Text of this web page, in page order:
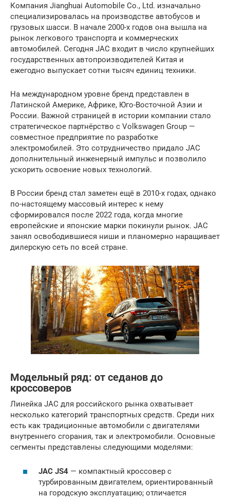
Компания Jianghuai Automobile Co., Ltd. изначально
специализировалась на производстве автобусов и
грузовых шасси. В начале 2000-х годов она вышла на
рынок легкового транспорта и коммерческих
автомобилей. Сегодня JAC входит в число крупнейших
государственных автопроизводителей Китая и
ежегодно выпускает сотни тысяч единиц техники.
На международном уровне бренд представлен в
Латинской Америке, Африке, Юго-Восточной Азии и
России. Важной страницей в истории компании стало
стратегическое партнёрство с Volkswagen Group —
совместное предприятие по разработке
электромобилей. Это сотрудничество придало JAC
дополнительный инженерный импульс и позволило
ускорить освоение новых технологий.
В России бренд стал заметен ещё в 2010-х годах, однако
по-настоящему массовый интерес к нему
сформировался после 2022 года, когда многие
европейские и японские марки покинули рынок. JAC
занял освободившиеся ниши и планомерно наращивает
дилерскую сеть по всей стране.
Модельный ряд: от седанов до
кроссоверов
Линейка JAC для российского рынка охватывает
несколько категорий транспортных средств. Среди них
есть как традиционные автомобили с двигателями
внутреннего сгорания, так и электромобили. Основные
сегменты представлены следующими моделями:
JAC JS4 — компактный кроссовер с
турбированным двигателем, ориентированный
на городскую эксплуатацию; отличается